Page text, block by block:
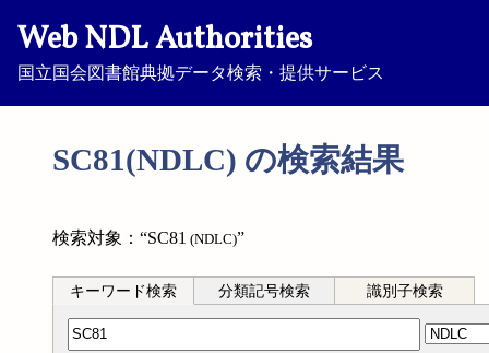
Web NDL Authorities
国立国会図書館典拠データ検索・提供サービス
SC81(NDLC) の検索結果
検索対象：“SC81 (NDLC)”
キーワード検索 分類記号検索 識別子検索
分類記号検索